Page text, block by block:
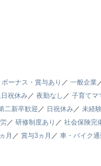
ボーナス・賞与あり ／一般企業
祝休み／夜勤なし ／子育てマ
二新卒歓迎 ／ 日祝休み／未経
／研修制度あり ／社会保険完
月 ／賞与3ヵ月 ／車・バイク